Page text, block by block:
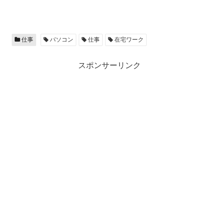
仕事 パソコン 仕事 在宅ワーク
スポンサーリンク